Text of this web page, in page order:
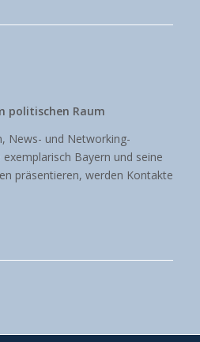
politischen Raum
News- und Networking-
Bayern und seine
präsentieren, werden Kontakte